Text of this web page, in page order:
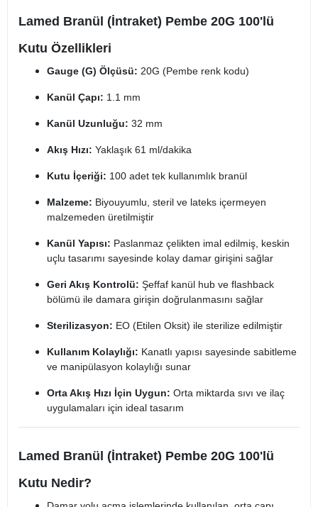
Lamed Branül (İntraket) Pembe 20G 100'lü
Kutu Özellikleri
Gauge (G) Ölçüsü: 20G (Pembe renk kodu)
Kanül Çapı: 1.1 mm
Kanül Uzunluğu: 32 mm
Akış Hızı: Yaklaşık 61 ml/dakika
Kutu İçeriği: 100 adet tek kullanımlık branül
Malzeme: Biyouyumlu, steril ve lateks içermeyen
malzemeden üretilmiştir
Kanül Yapısı: Paslanmaz çelikten imal edilmiş, keskin
uçlu tasarımı sayesinde kolay damar girişini sağlar
Geri Akış Kontrolü: Şeffaf kanül hub ve flashback
bölümü ile damara girişin doğrulanmasını sağlar
Sterilizasyon: EO (Etilen Oksit) ile sterilize edilmiştir
Kullanım Kolaylığı: Kanatlı yapısı sayesinde sabitleme
ve manipülasyon kolaylığı sunar
Orta Akış Hızı İçin Uygun: Orta miktarda sıvı ve ilaç
uygulamaları için ideal tasarım
Lamed Branül (İntraket) Pembe 20G 100'lü
Kutu Nedir?